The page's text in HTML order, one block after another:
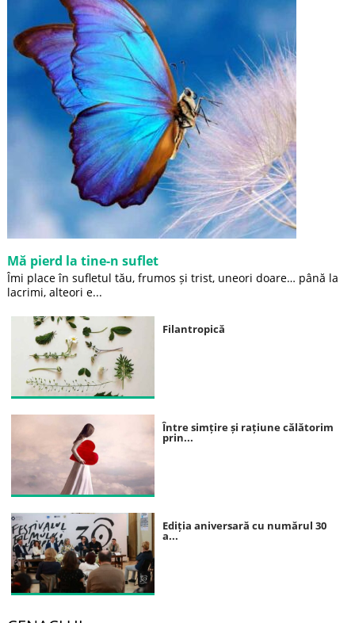
Mă pierd la tine-n suflet
Îmi place în sufletul tău, frumos și trist, uneori doare… până la
lacrimi, alteori e...
Filantropică
Între simțire și rațiune călătorim
prin...
Ediția aniversară cu numărul 30
a...